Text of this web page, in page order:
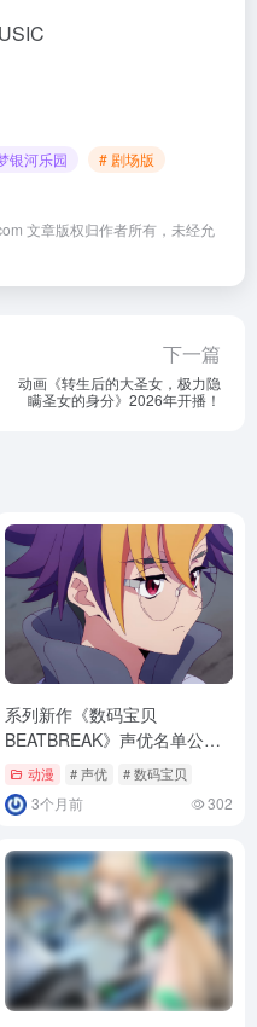
银河乐园 # 剧场版
文章版权归作者所有，未经允
下一篇
动画《转生后的大圣女，极力隐
瞒圣女的身分》2026年开播！
系列新作《数码宝贝
BEATBREAK》声优名单公
开！动漫 # 声优 # 数码宝贝
3个月前 302